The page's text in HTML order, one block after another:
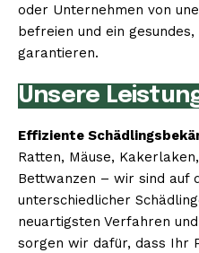
oder Unternehmen von
befreien und ein
garantieren.
Unsere
Effiziente
Ratten, Mäuse,
Bettwanzen – wir sind auf
unterschiedlicher
neuartigsten Verfahren
sorgen wir dafür, dass Ihr